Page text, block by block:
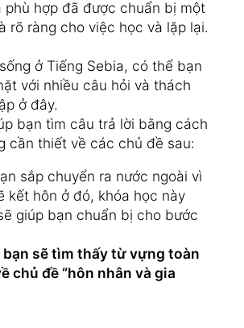
phù hợp đã được chuẩn bị một
rõ ràng cho việc học và lặp lại.
ở Tiếng Sebia, có thể bạn
với nhiều câu hỏi và thách
ở đây.
bạn tìm câu trả lời bằng cách
cần thiết về các chủ đề sau:
sắp chuyển ra nước ngoài vì
kết hôn ở đó, khóa học này
giúp bạn chuẩn bị cho bước
bạn sẽ tìm thấy từ vựng toàn
chủ đề “hôn nhân và gia